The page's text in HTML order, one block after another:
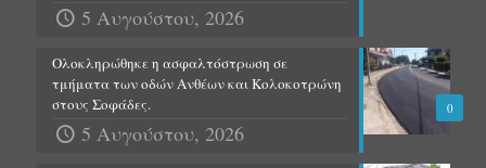
5 Αυγούστου, 2026
0
Ολοκληρώθηκε η ασφαλτόστρωση σε
τμήματα των οδών Ανθέων και Κολοκοτρώνη
στους Σοφάδες.
5 Αυγούστου, 2026